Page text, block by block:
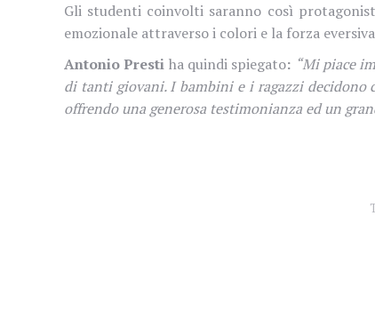
Gli studenti coinvolti saranno così
emozionale attraverso i colori e la forza
Antonio Presti ha quindi spiegato: “Mi piace
di tanti giovani. I bambini e i ragazzi decidono
offrendo una generosa testimonianza ed un